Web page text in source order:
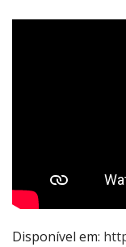
Disponível em: